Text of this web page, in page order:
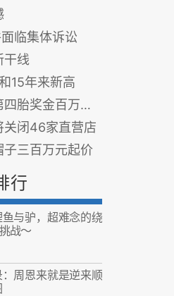
临集体诉讼
干线
15年来新高
奖金百万日圆
关闭46家直营店
子三百万元起价
行
与驴，超难念的绕
战～
周恩来就是逆来顺